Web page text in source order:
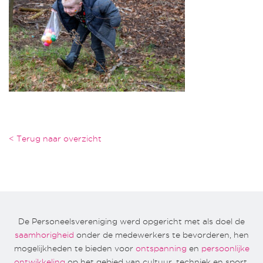
< Terug naar overzicht
De Personeelsvereniging werd opgericht met als doel de
saamhorigheid onder de medewerkers te bevorderen, hen
mogelijkheden te bieden voor ontspanning en persoonlijke